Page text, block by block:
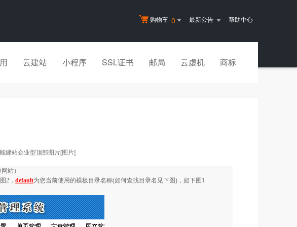
购物车 0 最新公告 帮助中心
云建站 小程序 SSL证书 邮局 云虚机 商标
建站企业型顶部图片[图片]
站）
2 ， default为您当前使用的模板目录名称(如何查找目录名见下图)，如下图 1